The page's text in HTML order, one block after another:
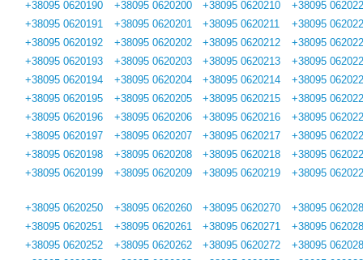
+38095 0620190
+38095 0620191
+38095 0620192
+38095 0620193
+38095 0620194
+38095 0620195
+38095 0620196
+38095 0620197
+38095 0620198
+38095 0620199
+38095 0620200
+38095 0620201
+38095 0620202
+38095 0620203
+38095 0620204
+38095 0620205
+38095 0620206
+38095 0620207
+38095 0620208
+38095 0620209
+38095 0620210
+38095 0620211
+38095 0620212
+38095 0620213
+38095 0620214
+38095 0620215
+38095 0620216
+38095 0620217
+38095 0620218
+38095 0620219
+38095
+38095
+38095
+38095
+38095
+38095
+38095
+38095
+38095
+38095
+38095 0620250
+38095 0620251
+38095 0620252
+38095 0620260
+38095 0620261
+38095 0620262
+38095 0620270
+38095 0620271
+38095 0620272
+38095
+38095
+38095